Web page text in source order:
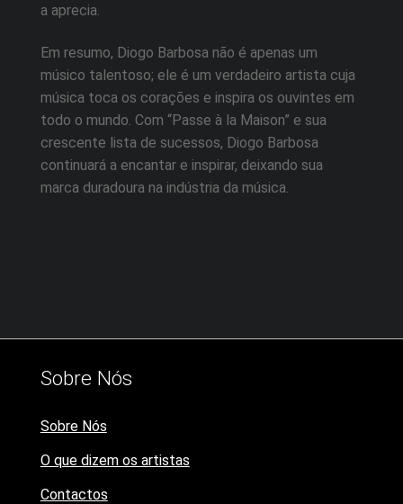
a aprecia.
Em resumo, Diogo Barbosa não é apenas um
músico talentoso; ele é um verdadeiro artista cuja
música toca os corações e inspira os ouvintes em
todo o mundo. Com “Passe à la Maison” e sua
crescente lista de sucessos, Diogo Barbosa
continuará a encantar e inspirar, deixando sua
marca duradoura na indústria da música.
Sobre Nós
Sobre Nós
O que dizem os artistas
Contactos